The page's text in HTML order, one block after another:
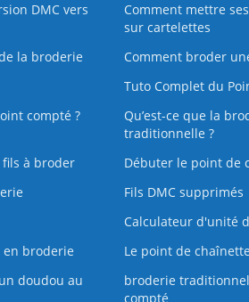
DMC vers
Comment mettre
sur cartelettes
la broderie
Comment broder
Tuto Complet du
compté ?
Qu’est-ce que la
traditionnelle ?
à broder
Débuter le point de
Fils DMC supprimés
Calculateur d'unité
en broderie
Le point de
doudou au
broderie
compté